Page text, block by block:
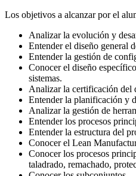
Los objetivos a alcanzar por el
Analizar la evolución y
Entender el diseño general
Entender la gestión de
Conocer el diseño
sistemas.
Analizar la certificación del
Entender la planificación y
Analizar la gestión de
Entender los procesos
Entender la estructura del
Conocer el Lean
Conocer los procesos
taladrado, remachado,